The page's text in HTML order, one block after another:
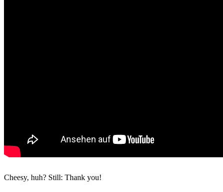
Cheesy, huh? Still: Thank you!